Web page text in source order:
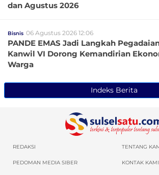
dan Agustus 2026
Bisnis 06 Agustus 2026 12:06
PANDE EMAS Jadi Langkah
Kanwil VI Dorong Kemandirian
Warga
Indeks Berita
REDAKSI TENTANG
PEDOMAN MEDIA SIBER KONTAK KAMI